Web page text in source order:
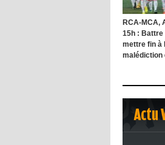
RCA-MCA,
15h : Battre
mettre fin à
malédiction
Actu
1 2